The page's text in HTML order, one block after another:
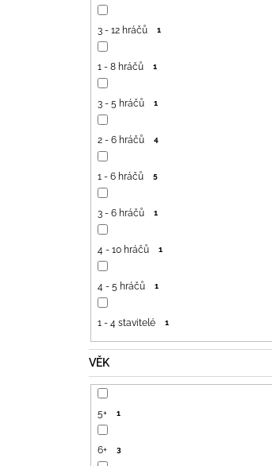
3 - 12 hráčů 1
1 - 8 hráčů 1
3 - 5 hráčů 1
2 - 6 hráčů 4
1 - 6 hráčů 5
3 - 6 hráčů 1
4 - 10 hráčů 1
4 - 5 hráčů 1
1 - 4 stavitelé 1
VĚK
5+ 1
6+ 3